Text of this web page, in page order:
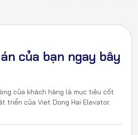
của bạn ngay bây
của khách hàng là mục tiêu cốt
triển của Viet Dong Hai Elevator.